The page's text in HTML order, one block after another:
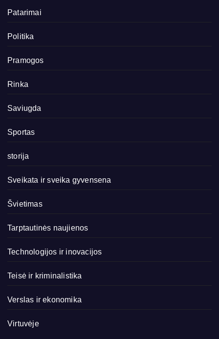
Patarimai
Politika
Pramogos
Rinka
Saviugda
Sportas
storija
Sveikata ir sveika gyvensena
Švietimas
Tarptautinės naujienos
Technologijos ir inovacijos
Teisė ir kriminalistika
Verslas ir ekonomika
Virtuvėje